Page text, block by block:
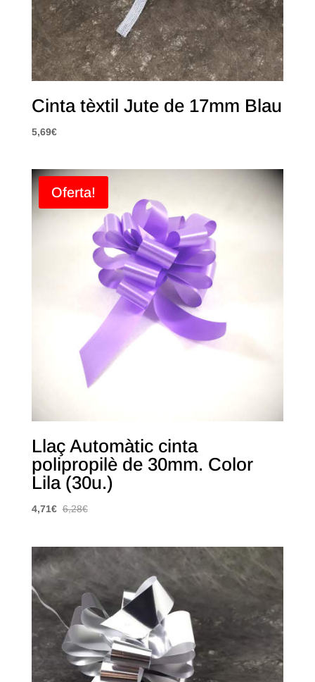
Cinta tèxtil Jute de 17mm Blau
5,69€
Oferta!
Llaç Automàtic cinta
polipropilè de 30mm. Color
Lila (30u.)
4,71€ 6,28€